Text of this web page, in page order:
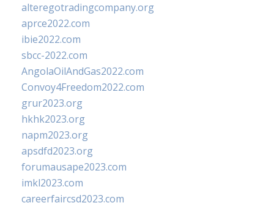
alteregotradingcompany.org
aprce2022.com
ibie2022.com
sbcc-2022.com
AngolaOilAndGas2022.com
Convoy4Freedom2022.com
grur2023.org
hkhk2023.org
napm2023.org
apsdfd2023.org
forumausape2023.com
imkl2023.com
careerfaircsd2023.com